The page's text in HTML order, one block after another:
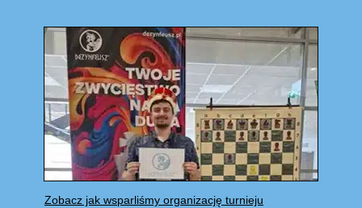
Zobacz jak wsparliśmy organizację turnieju